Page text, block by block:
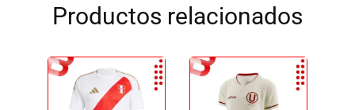
Productos relacionados